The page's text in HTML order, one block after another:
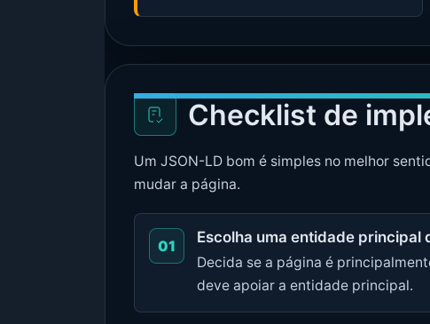
Checklist de
Um JSON-LD bom é simples no melhor
mudar a página.
01 Escolha uma entidade principal
Decida se a página é
deve apoiar a entidade principal.